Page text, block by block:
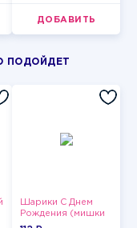
ДОБАВИТЬ
ПОДОЙДЕТ
Шарики С Днем
Рождения (мишки
и тортики)